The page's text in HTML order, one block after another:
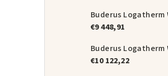
€9 448,91
€10 122,22